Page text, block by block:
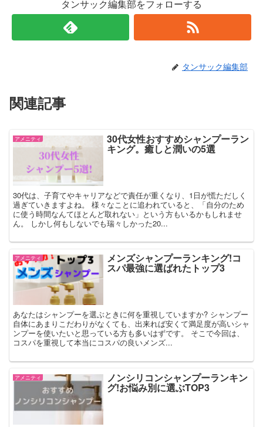
タンサック編集部をフォローする
タンサック編集部
関連記事
アメニティ 30代女性おすすめシャンプーラン
キング。癒しと潤いの5選
30代は、子育てやキャリアなどで責任が重くなり、1日が慌ただしく
過ぎていきますよね。 様々なことに追われていると、「自分のため
に使う時間なんてほとんど取れない」という方もいるかもしれませ
ん。 しかし何もしないでも瑞々しかった20...
アメニティ メンズシャンプーランキング!コ
スパ最強に選ばれたトップ3
あなたはシャンプーを選ぶときに何を重視していますか? シャンプー
自体にあまりこだわりがなくても、出来れば安くて満足度が高いシャ
ンプーを使いたいと思っている方も多いはずです。 そこで今回は、
コスパを重視して本当にコスパの良いメンズ...
アメニティ ノンシリコンシャンプーランキン
グ!お悩み別に選ぶTOP3